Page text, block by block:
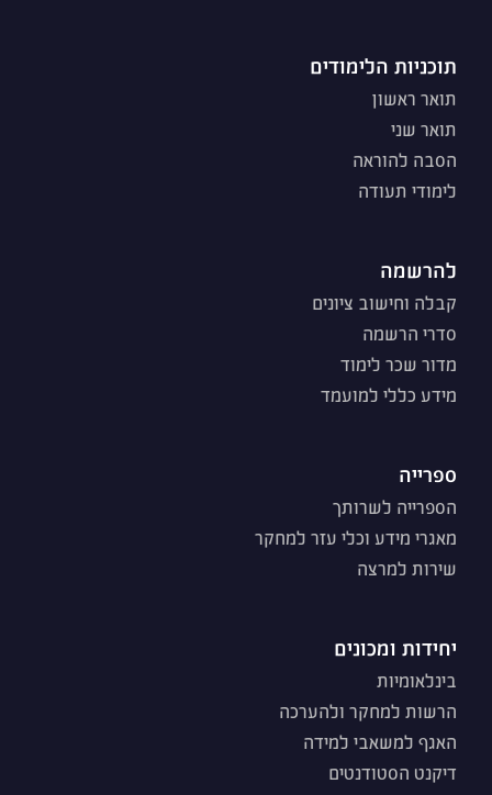
תוכניות הלימודים
תואר ראשון
תואר שני
הסבה להוראה
לימודי תעודה
להרשמה
קבלה וחישוב ציונים
סדרי הרשמה
מדור שכר לימוד
מידע כללי למועמד
ספרייה
הספרייה לשרותך
מאגרי מידע וכלי עזר למחקר
שירות למרצה
יחידות ומכונים
בינלאומיות
הרשות למחקר ולהערכה
האגף למשאבי למידה
דיקנט הסטודנטים